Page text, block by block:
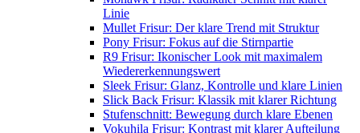
Linie
Mullet Frisur: Der klare Trend mit Struktur
Pony Frisur: Fokus auf die Stirnpartie
R9 Frisur: Ikonischer Look mit maximalem
Wiedererkennungswert
Sleek Frisur: Glanz, Kontrolle und klare Linien
Slick Back Frisur: Klassik mit klarer Richtung
Stufenschnitt: Bewegung durch klare Ebenen
Vokuhila Frisur: Kontrast mit klarer Aufteilung